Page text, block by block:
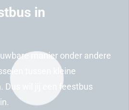
in
manier onder andere
tussen kleine
Dus wil jij een feestbus